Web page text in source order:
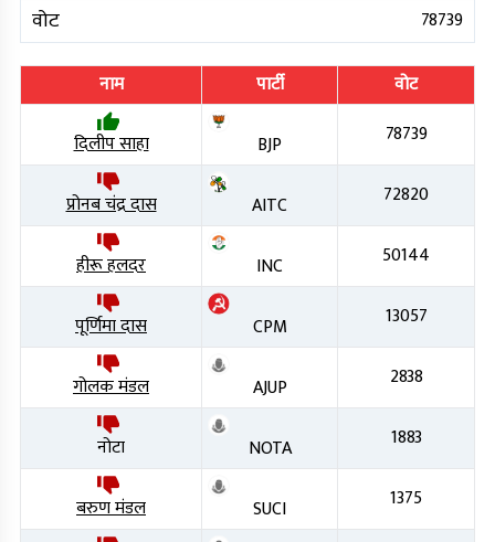
वोट
78739
नाम पार्टी
वोट
दिलीप साहा
BJP 78739
प्रोनब चंद्र दास AITC 72820
हीरू हलदर INC 50144
पूर्णिमा दास CPM 13057
गोलक मंडल AJUP 2838
नोटा NOTA 1883
बरुण मंडल SUCI 1375